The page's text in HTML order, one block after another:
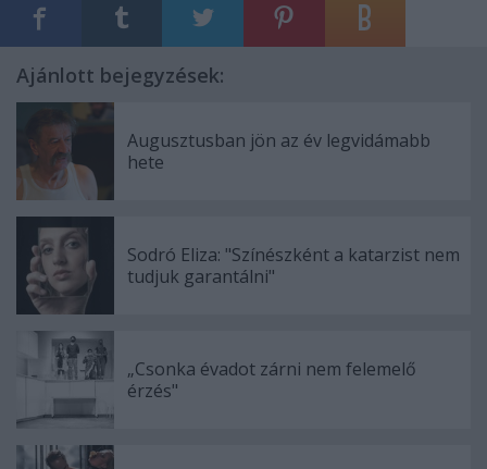
Ajánlott bejegyzések:
Augusztusban jön az év legvidámabb
hete
Sodró Eliza: "Színészként a katarzist nem
tudjuk garantálni"
„Csonka évadot zárni nem felemelő
érzés"